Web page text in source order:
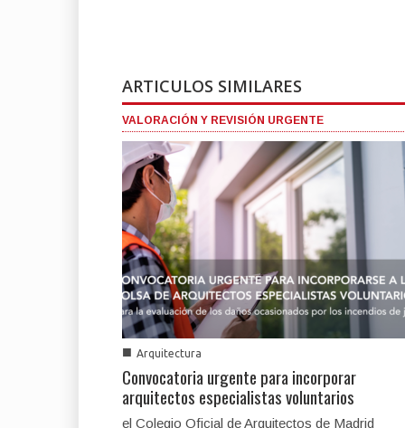
ARTICULOS SIMILARES
VALORACIÓN Y REVISIÓN URGENTE
■ Arquitectura
Convocatoria urgente para incorporar
arquitectos especialistas voluntarios
el Colegio Oficial de Arquitectos de Madrid